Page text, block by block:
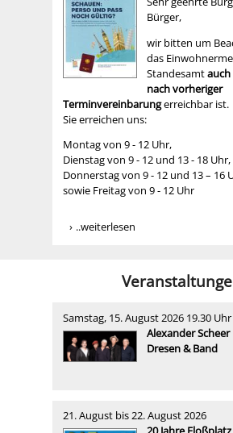
Bürger,
wir bitten um
das
Standesamt
nach vorheriger
Terminvereinbarungerreichbar ist.
Sie erreichen uns:
Montag von 9 - 12 Uhr,
Dienstag von 9 - 12 und 13 - 18 Uhr,
Donnerstag von 9 - 12 und 13 – 16
sowie Freitag von 9 - 12 Uhr
..weiterlesen
Samstag, 15. August 2026 19.30 Uhr
Alexander
Dresen & Band
21. August bis 22. August 2026